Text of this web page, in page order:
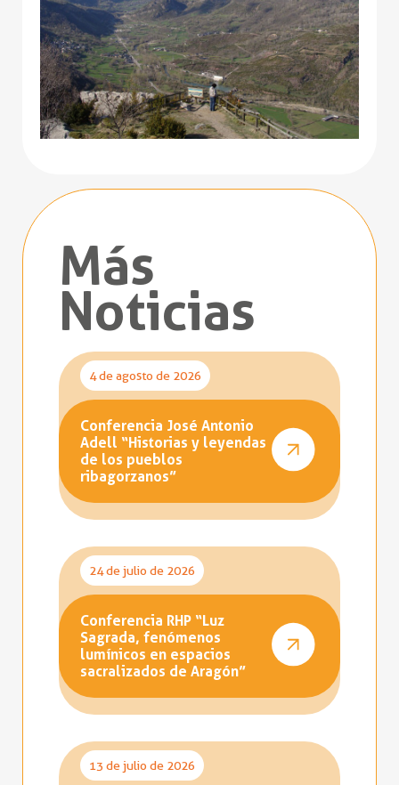
Más
Noticias
4 de agosto de 2026
Conferencia José Antonio
Adell “Historias y leyendas
de los pueblos
ribagorzanos”
24 de julio de 2026
Conferencia RHP “Luz
Sagrada, fenómenos
lumínicos en espacios
sacralizados de Aragón”
13 de julio de 2026